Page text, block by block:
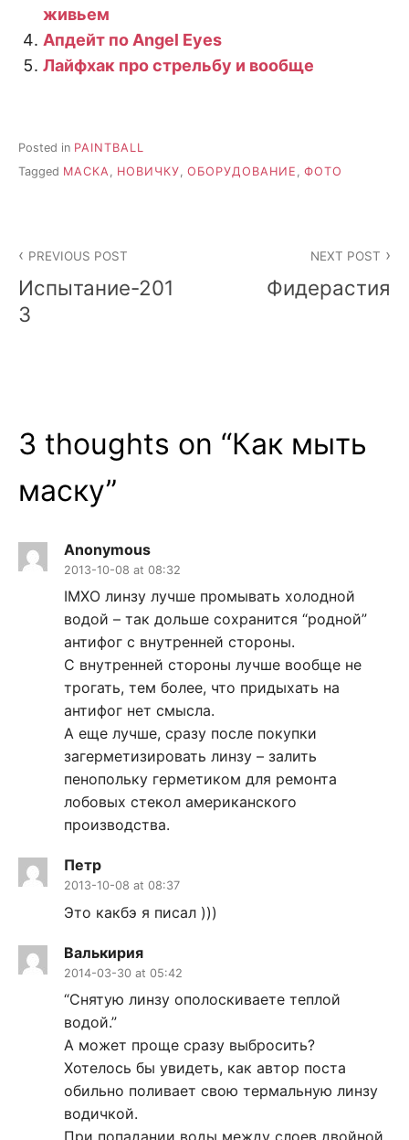
живьем
Апдейт по Angel Eyes
Лайфхак про стрельбу и вообще
Posted in PAINTBALL
Tagged МАСКА НОВИЧКУ ОБОРУДОВАНИЕ ФОТО
navigation
PREVIOUS POST
Испытание-201
3
NEXT POST
Фидерастия
3 thoughts on “Как мыть
маску”
Anonymous
2013-10-08 at 08:32
IMXO линзу лучше промывать холодной
водой – так дольше сохранится “родной”
антифог с внутренней стороны.
С внутренней стороны лучше вообще не
трогать, тем более, что придыхать на
антифог нет смысла.
А еще лучше, сразу после покупки
загерметизировать линзу – залить
пенопольку герметиком для ремонта
лобовых стекол американского
производства.
Петр
2013-10-08 at 08:37
Это какбэ я писал )))
Валькирия
2014-03-30 at 05:42
“Снятую линзу ополоскиваете теплой
водой.”
А может проще сразу выбросить?
Хотелось бы увидеть, как автор поста
обильно поливает свою термальную линзу
водичкой.